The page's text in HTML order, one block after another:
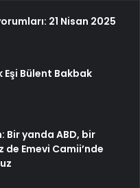
21 Nisan 2025
Eşi Bülent Bakbak
Bir yanda ABD, bir
de Emevi Camii’nde